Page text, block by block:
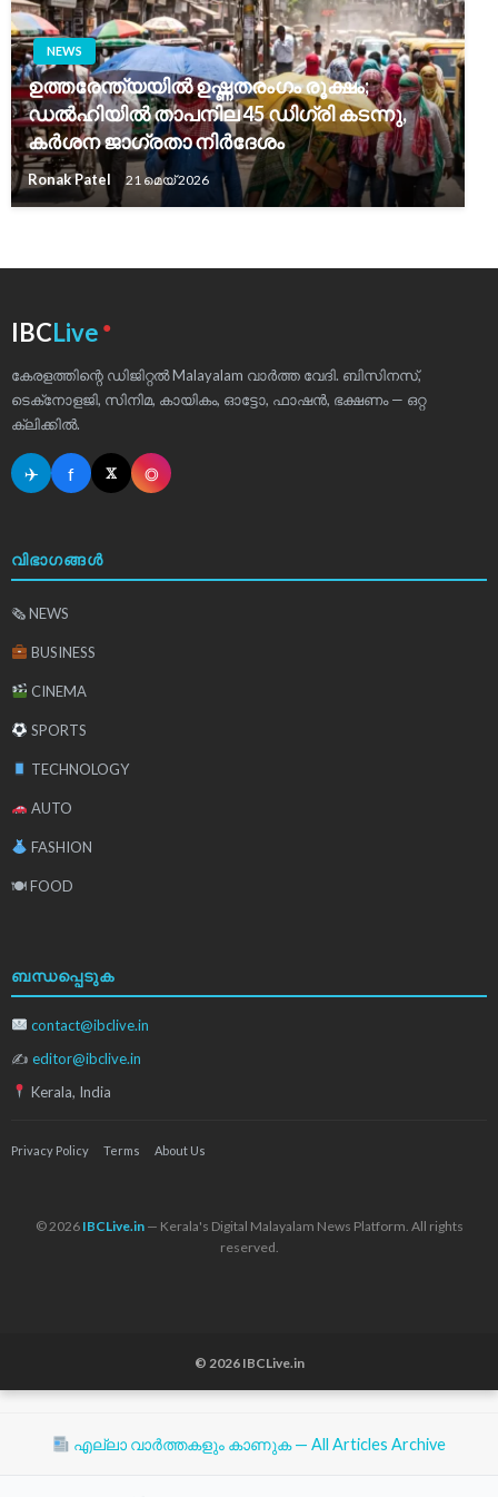
NEWS
ഉത്തരേന്ത്യയിൽ ഉഷ്ണതരംഗം രൂക്ഷം;
ഡൽഹിയിൽ താപനില 45 ഡിഗ്രി കടന്നു,
കർശന ജാഗ്രതാ നിർദേശം
Ronak Patel 21 മെയ്‌ 2026
IBCLive ●
കേരളത്തിന്റെ ഡിജിറ്റൽ Malayalam വാർത്ത വേദി. ബിസിനസ്,
ടെക്‌നോളജി, സിനിമ, കായികം, ഓട്ടോ, ഫാഷൻ, ഭക്ഷണം — ഒറ്റ
ക്ലിക്കിൽ.
✈ f 𝕏 ◎
വിഭാഗങ്ങൾ
🗞 NEWS
BUSINESS
CINEMA
SPORTS
TECHNOLOGY
AUTO
FASHION
🍽 FOOD
ബന്ധപ്പെടുക
contact@ibclive.in
✍ editor@ibclive.in
Kerala, India
Privacy Policy Terms About Us
© 2026 IBCLive.in— Kerala's Digital Malayalam News Platform. All rights
reserved.
© 2026 IBCLive.in
എല്ലാ വാർത്തകളും കാണുക — All Articles Archive